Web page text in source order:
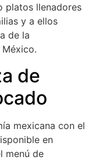
platos llenadores
y a ellos
de la
de
mexicana con el
en
menú de